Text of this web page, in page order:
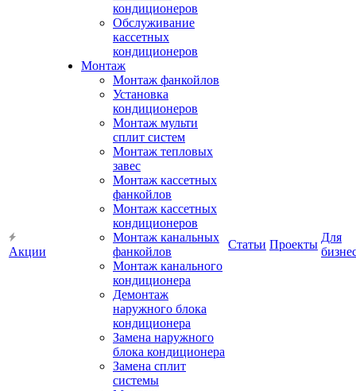
Акции
кондиционеров
Обслуживание
кассетных
кондиционеров
Монтаж
Монтаж фанкойлов
Установка
кондиционеров
Монтаж мульти
сплит систем
Монтаж тепловых
завес
Монтаж кассетных
фанкойлов
Монтаж кассетных
кондиционеров
Монтаж канальных
фанкойлов
Монтаж канального
кондиционера
Демонтаж
наружного блока
кондиционера
Замена наружного
блока кондиционера
Замена сплит
системы
Статьи Проекты
Для